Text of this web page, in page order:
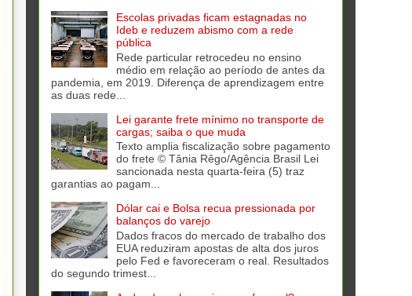
Escolas privadas ficam estagnadas no
Ideb e reduzem abismo com a rede
pública
Rede particular retrocedeu no ensino
médio em relação ao período de antes da
pandemia, em 2019. Diferença de aprendizagem entre
as duas rede...
Lei garante frete mínimo no transporte de
cargas; saiba o que muda
Texto amplia fiscalização sobre pagamento
do frete © Tânia Rêgo/Agência Brasil Lei
sancionada nesta quarta-feira (5) traz
garantias ao pagam...
Dólar cai e Bolsa recua pressionada por
balanços do varejo
Dados fracos do mercado de trabalho dos
EUA reduziram apostas de alta dos juros
pelo Fed e favoreceram o real. Resultados
do segundo trimest...